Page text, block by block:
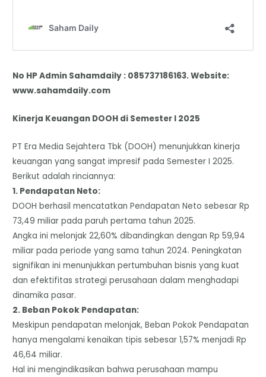
No HP Admin Sahamdaily : 085737186163. Website:
www.sahamdaily.com
Kinerja Keuangan DOOH di Semester I 2025
​PT Era Media Sejahtera Tbk (DOOH) menunjukkan kinerja
keuangan yang sangat impresif pada Semester I 2025.
Berikut adalah rinciannya:
​1. Pendapatan Neto:
​DOOH berhasil mencatatkan Pendapatan Neto sebesar Rp
73,49 miliar pada paruh pertama tahun 2025.
​Angka ini melonjak 22,60% dibandingkan dengan Rp 59,94
miliar pada periode yang sama tahun 2024. Peningkatan
signifikan ini menunjukkan pertumbuhan bisnis yang kuat
dan efektifitas strategi perusahaan dalam menghadapi
dinamika pasar.
​2. Beban Pokok Pendapatan:
​Meskipun pendapatan melonjak, Beban Pokok Pendapatan
hanya mengalami kenaikan tipis sebesar 1,57% menjadi Rp
46,64 miliar.
​Hal ini mengindikasikan bahwa perusahaan mampu